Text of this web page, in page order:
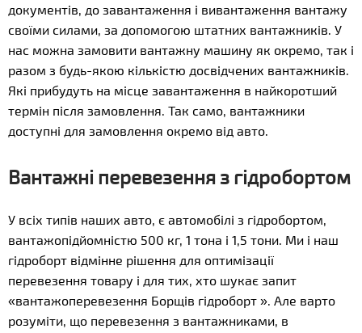
документів, до завантаження і вивантаження вантажу
своїми силами, за допомогою штатних вантажників. У
нас можна замовити вантажну машину як окремо, так і
разом з будь-якою кількістю досвідчених вантажників.
Які прибудуть на місце завантаження в найкоротший
термін після замовлення. Так само, вантажники
доступні для замовлення окремо від авто.
Вантажні перевезення з гідробортом
У всіх типів наших авто, є автомобілі з гідробортом,
вантажопідйомністю 500 кг, 1 тона і 1,5 тони. Ми і наш
гідроборт відмінне рішення для оптимізації
перевезення товару і для тих, хто шукає запит
«вантажоперевезення Борщів гідроборт ». Але варто
розуміти, що перевезення з вантажниками, в